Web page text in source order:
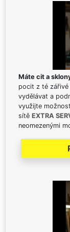
Máte cit a
pocit z té
vydělávat a
využijte
sítě EXTRA
neomezenými